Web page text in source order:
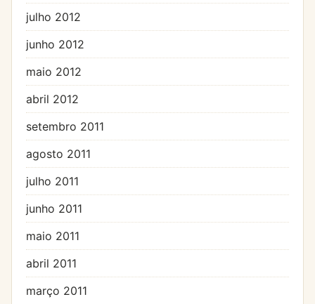
julho 2012
junho 2012
maio 2012
abril 2012
setembro 2011
agosto 2011
julho 2011
junho 2011
maio 2011
abril 2011
março 2011